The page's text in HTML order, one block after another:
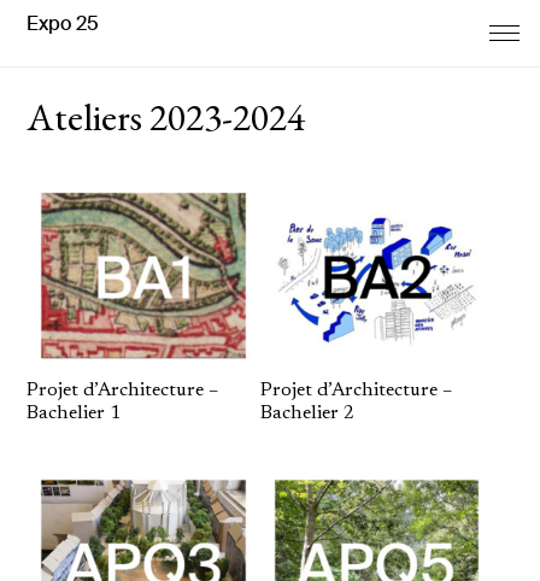
Expo 25
Ateliers 2023-2024
Projet d’Architecture –
Bachelier 1
Projet d’Architecture –
Bachelier 2